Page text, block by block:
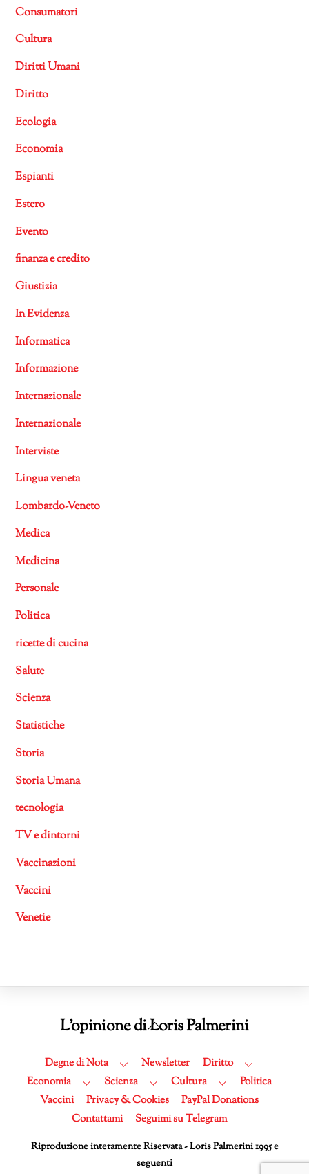
Consumatori
Cultura
Diritti Umani
Diritto
Ecologia
Economia
Espianti
Estero
Evento
finanza e credito
Giustizia
In Evidenza
Informatica
Informazione
Internazionale
Internazionale
Interviste
Lingua veneta
Lombardo-Veneto
Medica
Medicina
Personale
Politica
ricette di cucina
Salute
Scienza
Statistiche
Storia
Storia Umana
tecnologia
TV e dintorni
Vaccinazioni
Vaccini
Venetie
Back
Top
L'opinione di Loris Palmerini
Degne di Nota Newsletter
Diritto
Economia
Scienza Cultura
Politica
Vaccini
Privacy & Cookies
PayPal Donations
Contattami
Seguimi su Telegram
Riproduzione interamente Riservata - Loris Palmerini 1995 e
seguenti